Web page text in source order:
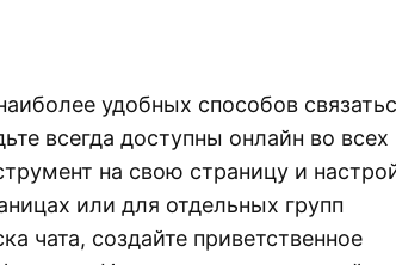
удобных способов
всегда доступны онлайн во всех
на свою страницу и
или для отдельных групп
чата, создайте приветственное